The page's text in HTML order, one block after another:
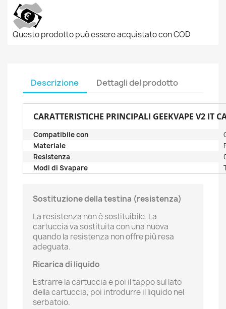
Questo prodotto può essere acquistato con COD
Descrizione Dettagli del prodotto
CARATTERISTICHE PRINCIPALI GEEKVAPE V2 IT
Compatibile con
Materiale
Resistenza
Modi di Svapare
Sostituzione della testina (resistenza)
La resistenza non è sostituibile. La
cartuccia va sostituita con una nuova
quando la resistenza non offre più resa
adeguata.
Ricarica di liquido
Estrarre la cartuccia e poi il tappo sul lato
della cartuccia, poi introdurre il liquido nel
serbatoio.